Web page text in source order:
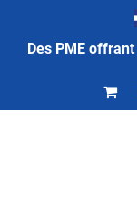
Des PME